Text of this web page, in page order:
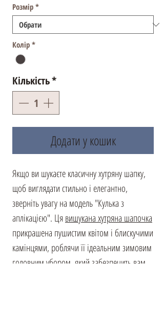
Розмір *
Колір *
Кількість*
Додати у кошик
Якщо ви шукаєте класичну хутряну шапку,
щоб виглядати стильно і елегантно,
зверніть увагу на модель "Кулька з
аплікацією". Ця вишукана хутряна шапочка
прикрашена пушистим квітом і блискучими
камінцями, роблячи її ідеальним зимовим
головним убором, який забезпечить вам